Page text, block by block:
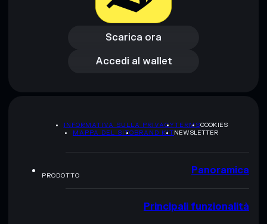
Scarica ora
Scarica ora
Accedi al wallet
Accedi al wallet
INFORMATIVA SULLA PRIVACYTERMSCOOKIES
MAPPA DEL SITOBRAND KITNEWSLETTER
PRODOTTO Panoramica
Principali funzionalità